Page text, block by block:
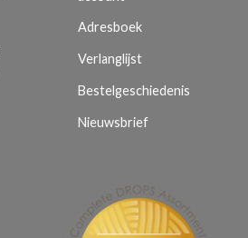
Adresboek
Verlanglijst
Bestelgeschiedenis
Nieuwsbrief